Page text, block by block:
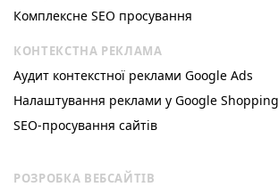
Комплексне SEO просування
КОНТЕКСТНА РЕКЛАМА
Аудит контекстної реклами Google Ads
Налаштування реклами у Google Shopping
SEO-просування сайтів
РОЗРОБКА ВЕБСАЙТІВ